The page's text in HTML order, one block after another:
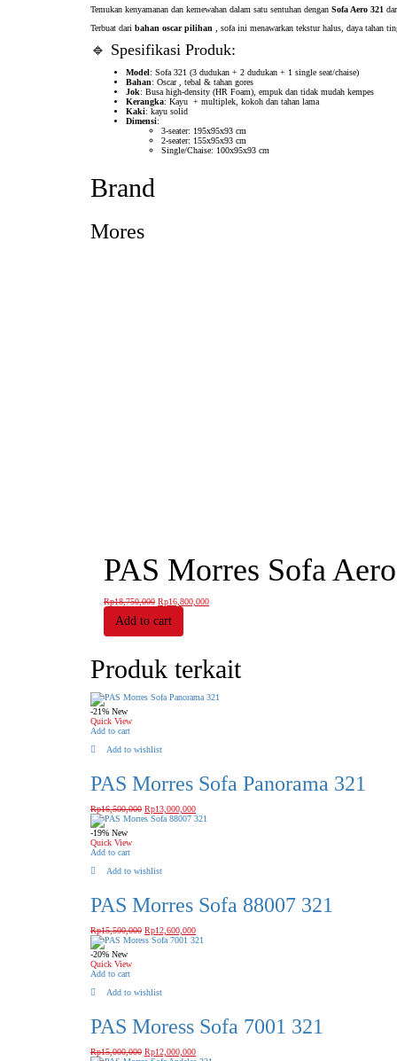
Temukan kenyamanan dan kemewahan dalam satu sentuhan dengan Sofa Aero 321
Terbuat dari bahan oscar pilihan , sofa ini menawarkan tekstur halus, daya tahan
🔹 Spesifikasi Produk:
Model: Sofa 321 (3 dudukan + 2 dudukan + 1 single seat/chaise)
Bahan: Oscar , tebal & tahan gores
Jok: Busa high-density (HR Foam), empuk dan tidak mudah kempes
Kerangka: Kayu + multiplek, kokoh dan tahan lama
Kaki: kayu solid
Dimensi:
3-seater: 195x95x93 cm
2-seater: 155x95x93 cm
Single/Chaise: 100x95x93 cm
Brand
Mores
PAS Morres Sofa
Rp18,750,000 Rp16,800,000
Add to cart
Produk terkait
-21% New
Quick View
Add to cart
Add to wishlist
PAS Morres Sofa Panorama 321
Rp16,500,000 Rp13,000,000
-19% New
Quick View
Add to cart
Add to wishlist
PAS Morres Sofa 88007 321
Rp15,500,000 Rp12,600,000
-20% New
Quick View
Add to cart
Add to wishlist
PAS Moress Sofa 7001 321
Rp15,000,000 Rp12,000,000